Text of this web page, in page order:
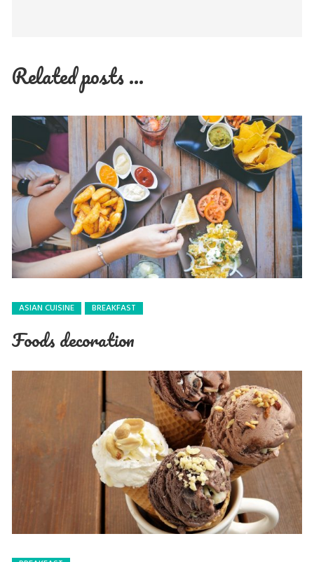
Related posts ...
ASIAN CUISINE BREAKFAST
Foods decoration